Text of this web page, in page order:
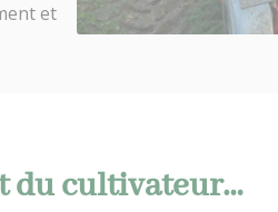
et
du cultivateur…